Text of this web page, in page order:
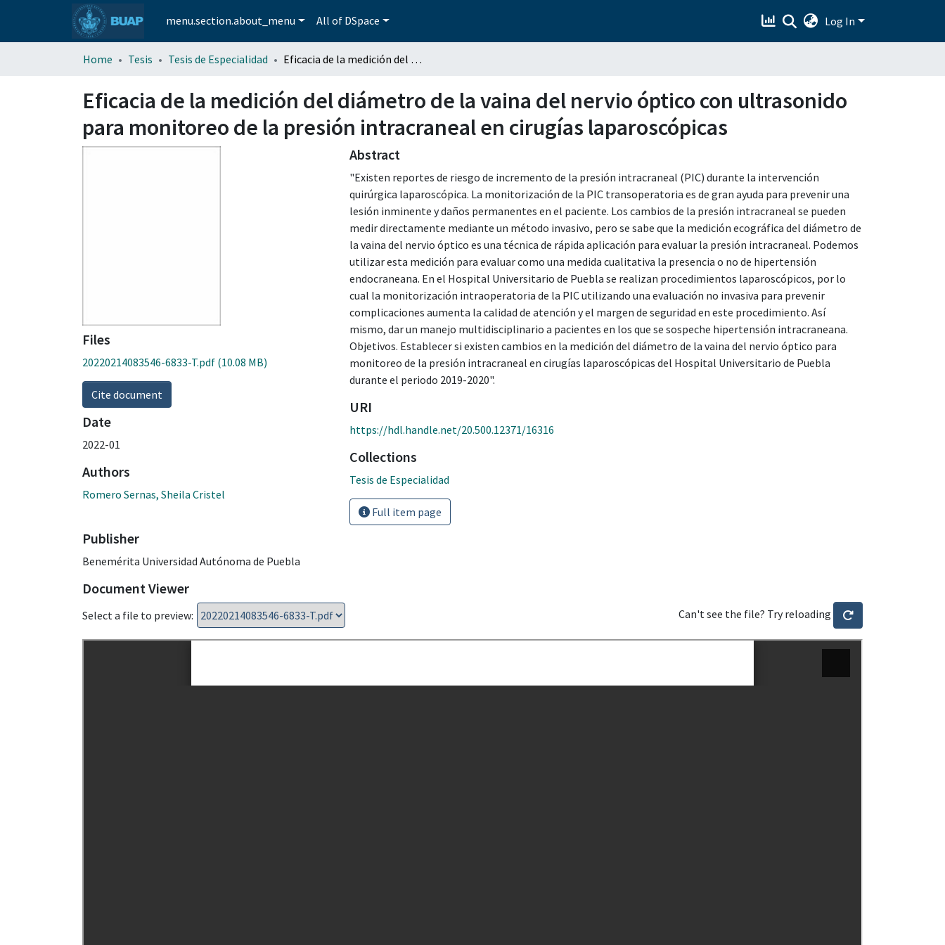
menu.section.about_menu All of DSpace Log In
Home Tesis Tesis de Especialidad Eficacia de la medición del diámetro de la vaina del nervio óptico con ultrasonido para monitoreo de la presión intracraneal en cirugías laparoscópicas
Eficacia de la medición del diámetro de la vaina del nervio óptico con ultrasonido
para monitoreo de la presión intracraneal en cirugías laparoscópicas
Files
20220214083546-6833-T.pdf (10.08 MB)
Cite document
Date
2022-01
Authors
Romero Sernas, Sheila Cristel
Publisher
Benemérita Universidad Autónoma de Puebla
Abstract
"Existen reportes de riesgo de incremento de la presión intracraneal (PIC) durante la intervención
quirúrgica laparoscópica. La monitorización de la PIC transoperatoria es de gran ayuda para prevenir una
lesión inminente y daños permanentes en el paciente. Los cambios de la presión intracraneal se pueden
medir directamente mediante un método invasivo, pero se sabe que la medición ecográfica del diámetro de
la vaina del nervio óptico es una técnica de rápida aplicación para evaluar la presión intracraneal. Podemos
utilizar esta medición para evaluar como una medida cualitativa la presencia o no de hipertensión
endocraneana. En el Hospital Universitario de Puebla se realizan procedimientos laparoscópicos, por lo
cual la monitorización intraoperatoria de la PIC utilizando una evaluación no invasiva para prevenir
complicaciones aumenta la calidad de atención y el margen de seguridad en este procedimiento. Así
mismo, dar un manejo multidisciplinario a pacientes en los que se sospeche hipertensión intracraneana.
Objetivos. Establecer si existen cambios en la medición del diámetro de la vaina del nervio óptico para
monitoreo de la presión intracraneal en cirugías laparoscópicas del Hospital Universitario de Puebla
durante el periodo 2019-2020".
URI
https://hdl.handle.net/20.500.12371/16316
Collections
Tesis de Especialidad
Full item page
Document Viewer
Select a file to preview: Can't see the file? Try reloading